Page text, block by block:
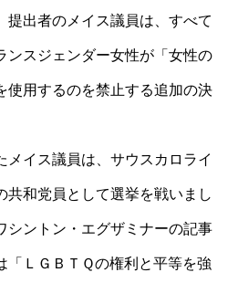
提出者のメイス議員は、すべて
ンスジェンダー女性が「女性の
使用するのを禁止する追加の決
メイス議員は、サウスカロライ
共和党員として選挙を戦いまし
シントン・エグザミナーの記事
「ＬＧＢＴＱの権利と平等を強